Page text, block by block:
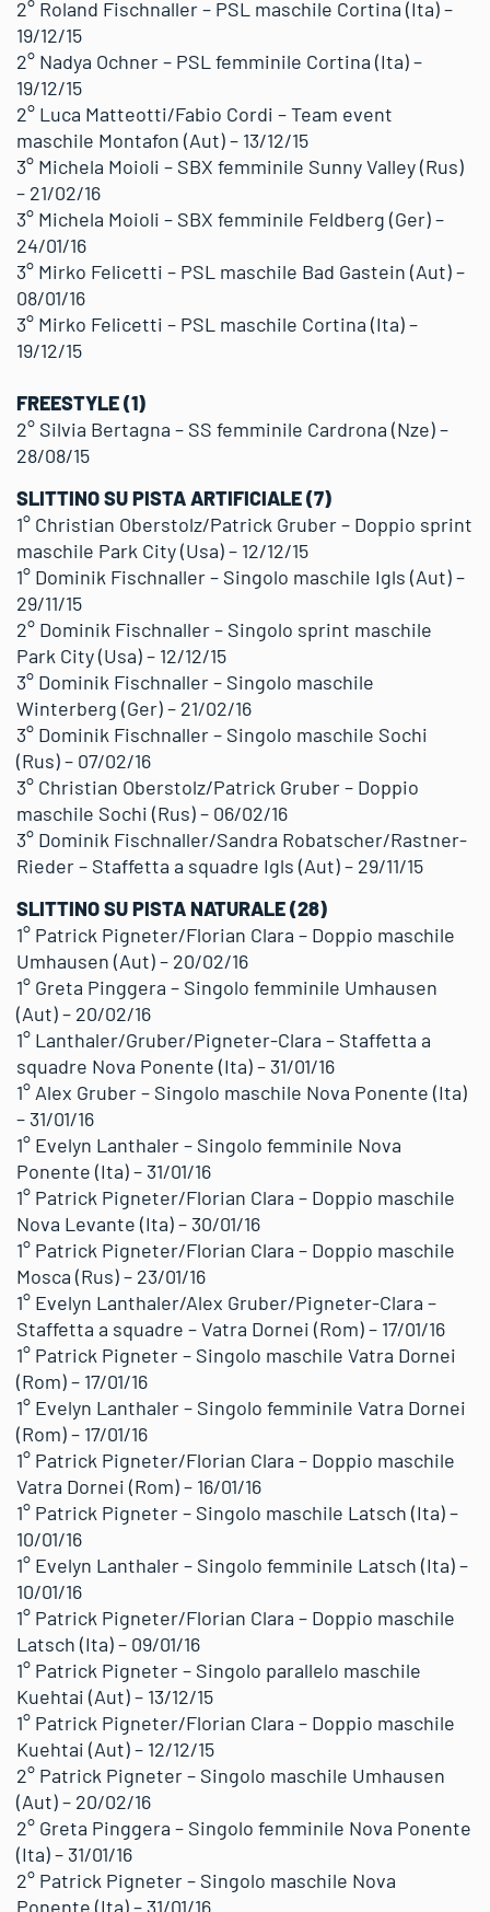
2° Roland Fischnaller – PSL maschile Cortina (Ita) –
19/12/15
2° Nadya Ochner – PSL femminile Cortina (Ita) –
19/12/15
2° Luca Matteotti/Fabio Cordi – Team event
maschile Montafon (Aut) – 13/12/15
3° Michela Moioli – SBX femminile Sunny Valley (Rus)
– 21/02/16
3° Michela Moioli – SBX femminile Feldberg (Ger) –
24/01/16
3° Mirko Felicetti – PSL maschile Bad Gastein (Aut) –
08/01/16
3° Mirko Felicetti – PSL maschile Cortina (Ita) –
19/12/15
FREESTYLE (1)
2° Silvia Bertagna – SS femminile Cardrona (Nze) –
28/08/15
SLITTINO SU PISTA ARTIFICIALE (7)
1° Christian Oberstolz/Patrick Gruber – Doppio sprint
maschile Park City (Usa) – 12/12/15
1° Dominik Fischnaller – Singolo maschile Igls (Aut) –
29/11/15
2° Dominik Fischnaller – Singolo sprint maschile
Park City (Usa) – 12/12/15
3° Dominik Fischnaller – Singolo maschile
Winterberg (Ger) – 21/02/16
3° Dominik Fischnaller – Singolo maschile Sochi
(Rus) – 07/02/16
3° Christian Oberstolz/Patrick Gruber – Doppio
maschile Sochi (Rus) – 06/02/16
3° Dominik Fischnaller/Sandra Robatscher/Rastner-
Rieder – Staffetta a squadre Igls (Aut) – 29/11/15
SLITTINO SU PISTA NATURALE (28)
1° Patrick Pigneter/Florian Clara – Doppio maschile
Umhausen (Aut) – 20/02/16
1° Greta Pinggera – Singolo femminile Umhausen
(Aut) – 20/02/16
1° Lanthaler/Gruber/Pigneter-Clara – Staffetta a
squadre Nova Ponente (Ita) – 31/01/16
1° Alex Gruber – Singolo maschile Nova Ponente (Ita)
– 31/01/16
1° Evelyn Lanthaler – Singolo femminile Nova
Ponente (Ita) – 31/01/16
1° Patrick Pigneter/Florian Clara – Doppio maschile
Nova Levante (Ita) – 30/01/16
1° Patrick Pigneter/Florian Clara – Doppio maschile
Mosca (Rus) – 23/01/16
1° Evelyn Lanthaler/Alex Gruber/Pigneter-Clara –
Staffetta a squadre – Vatra Dornei (Rom) – 17/01/16
1° Patrick Pigneter – Singolo maschile Vatra Dornei
(Rom) – 17/01/16
1° Evelyn Lanthaler – Singolo femminile Vatra Dornei
(Rom) – 17/01/16
1° Patrick Pigneter/Florian Clara – Doppio maschile
Vatra Dornei (Rom) – 16/01/16
1° Patrick Pigneter – Singolo maschile Latsch (Ita) –
10/01/16
1° Evelyn Lanthaler – Singolo femminile Latsch (Ita) –
10/01/16
1° Patrick Pigneter/Florian Clara – Doppio maschile
Latsch (Ita) – 09/01/16
1° Patrick Pigneter – Singolo parallelo maschile
Kuehtai (Aut) – 13/12/15
1° Patrick Pigneter/Florian Clara – Doppio maschile
Kuehtai (Aut) – 12/12/15
2° Patrick Pigneter – Singolo maschile Umhausen
(Aut) – 20/02/16
2° Greta Pinggera – Singolo femminile Nova Ponente
(Ita) – 31/01/16
2° Patrick Pigneter – Singolo maschile Nova
Ponente (Ita) – 31/01/16